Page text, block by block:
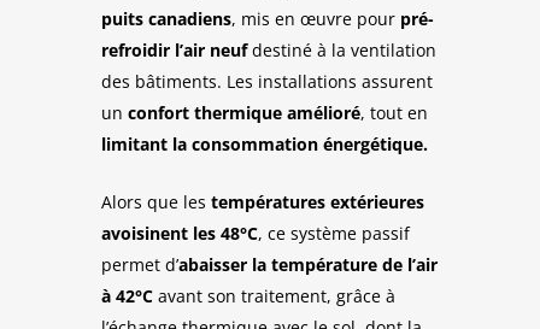
puits canadiens, mis en œuvre pour pré-
refroidir l’air neufdestiné à la ventilation
des bâtiments. Les installations assurent
un confort thermique amélioré, tout en
limitant la consommation énergétique.
Alors que les températures extérieures
avoisinent les 48°C, ce système passif
permet d’abaisser la température de l’air
à 42°C avant son traitement, grâce à